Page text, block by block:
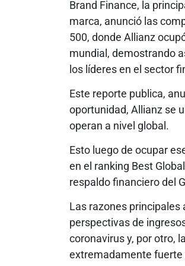
Brand Finance, la
marca, anunció las
500, donde Allianz
mundial, demostrando
los líderes en el sector
Este reporte publica,
oportunidad, Allianz se
operan a nivel global.
Esto luego de ocupar
en el ranking Best
respaldo financiero del
Las razones principales
perspectivas de
coronavirus y, por otro,
extremadamente fuerte